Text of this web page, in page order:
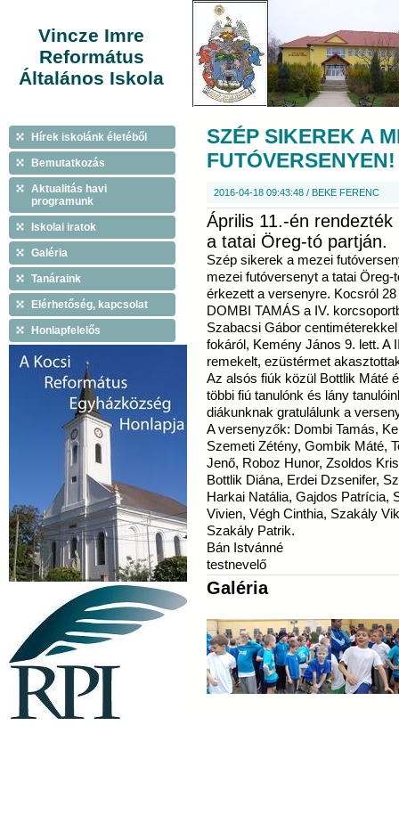
Vincze Imre
Református
Általános Iskola
Hírek iskolánk életéből
Bemutatkozás
Aktualitás havi
programunk
Iskolai iratok
Galéria
Tanáraink
Elérhetőség, kapcsolat
Honlapfelelős
SZÉP SIKEREK A
FUTÓVERSENYEN!
2016-04-18 09:43:48 / BEKE FERENC
Április 11.-én
a tatai Öreg-tó partján.
Szép sikerek a mezei
mezei futóversenyt a tatai
érkezett a versenyre. Kocsról
DOMBI TAMÁS a IV.
Szabacsi Gábor
fokáról, Kemény János 9. lett. A
remekelt, ezüstérmet
Az alsós fiúk közül Bottlik Máté
többi fiú tanulónk és lány
diákunknak gratulálunk a
A versenyzők: Dombi Tamás,
Szemeti Zétény, Gombik Máté,
Jenő, Roboz Hunor, Zsoldos
Bottlik Diána, Erdei Dzsenifer,
Harkai Natália, Gajdos Patrícia,
Vivien, Végh Cinthia, Szakály
Szakály Patrik.
Bán Istvánné
testnevelő
Galéria